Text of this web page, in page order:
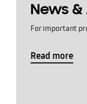
News
For important
Read more